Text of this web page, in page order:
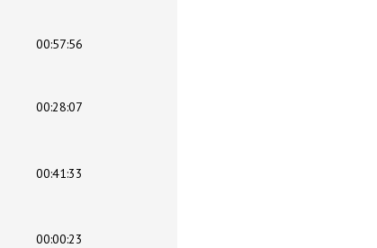
00:57:56
00:28:07
00:41:33
00:00:23